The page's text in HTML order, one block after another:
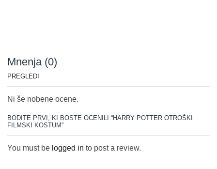
Mnenja (0)
PREGLEDI
Ni še nobene ocene.
BODITE PRVI, KI BOSTE OCENILI “HARRY POTTER OTROŠKI
FILMSKI KOSTUM”
You must be logged in to post a review.